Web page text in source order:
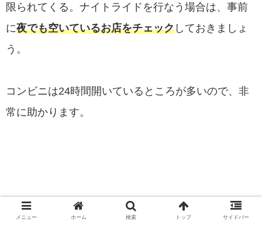
限られてくる。ナイトライドを行なう場合は、事前
に夜でも空いているお店をチェック しておきましょ
う。
コンビニは24時間開いているところが多いので、非
常に助かります。
メニュー ホーム 検索 トップ サイドバー